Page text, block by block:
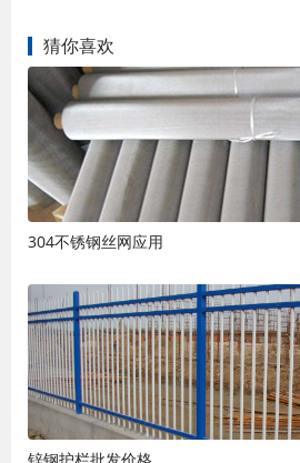
猜你喜欢
304不锈钢丝网应用